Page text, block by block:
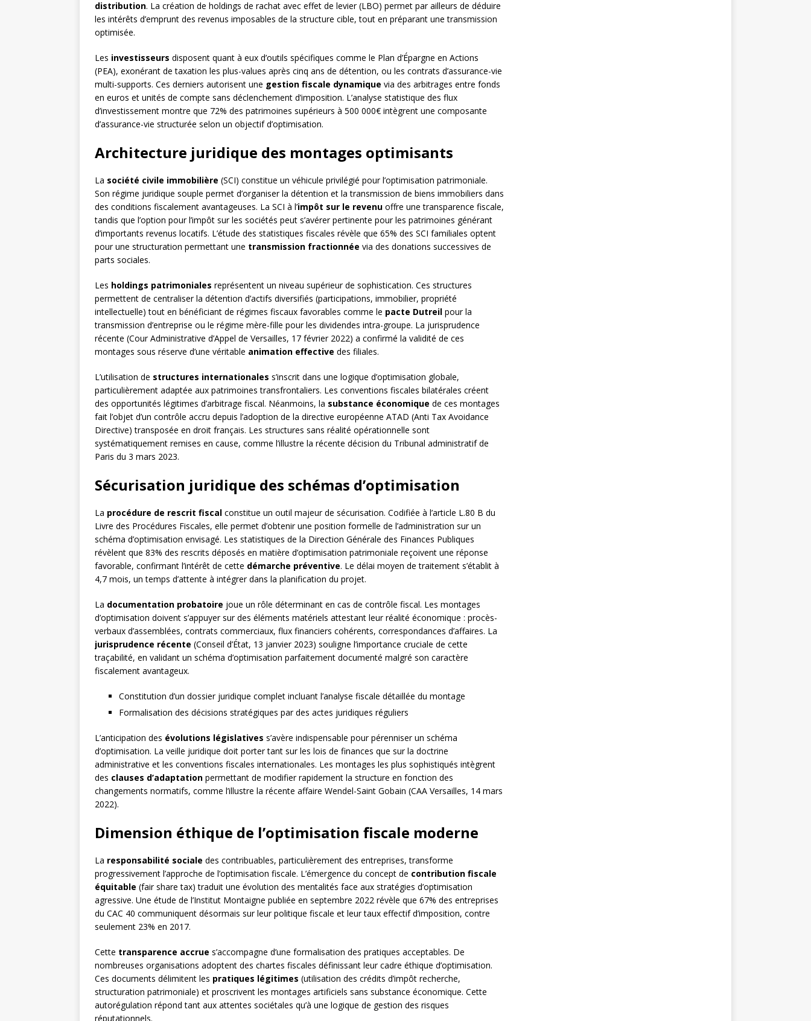
distribution. La création de holdings de rachat avec effet de levier (LBO) permet par ailleurs de déduire
les intérêts d’emprunt des revenus imposables de la structure cible, tout en préparant une transmission
optimisée.
Les investisseurs disposent quant à eux d’outils spécifiques comme le Plan d’Épargne en Actions
(PEA), exonérant de taxation les plus-values après cinq ans de détention, ou les contrats d’assurance-vie
multi-supports. Ces derniers autorisent une gestion fiscale dynamique via des arbitrages entre fonds
en euros et unités de compte sans déclenchement d’imposition. L’analyse statistique des flux
d’investissement montre que 72% des patrimoines supérieurs à 500 000€ intègrent une composante
d’assurance-vie structurée selon un objectif d’optimisation.
Architecture juridique des montages optimisants
La société civile immobilière (SCI) constitue un véhicule privilégié pour l’optimisation patrimoniale.
Son régime juridique souple permet d’organiser la détention et la transmission de biens immobiliers dans
des conditions fiscalement avantageuses. La SCI à l’impôt sur le revenu offre une transparence fiscale,
tandis que l’option pour l’impôt sur les sociétés peut s’avérer pertinente pour les patrimoines générant
d’importants revenus locatifs. L’étude des statistiques fiscales révèle que 65% des SCI familiales optent
pour une structuration permettant une transmission fractionnée via des donations successives de
parts sociales.
Les holdings patrimoniales représentent un niveau supérieur de sophistication. Ces structures
permettent de centraliser la détention d’actifs diversifiés (participations, immobilier, propriété
intellectuelle) tout en bénéficiant de régimes fiscaux favorables comme le pacte Dutreil pour la
transmission d’entreprise ou le régime mère-fille pour les dividendes intra-groupe. La jurisprudence
récente (Cour Administrative d’Appel de Versailles, 17 février 2022) a confirmé la validité de ces
montages sous réserve d’une véritable animation effective des filiales.
L’utilisation de structures internationales s’inscrit dans une logique d’optimisation globale,
particulièrement adaptée aux patrimoines transfrontaliers. Les conventions fiscales bilatérales créent
des opportunités légitimes d’arbitrage fiscal. Néanmoins, la substance économique de ces montages
fait l’objet d’un contrôle accru depuis l’adoption de la directive européenne ATAD (Anti Tax Avoidance
Directive) transposée en droit français. Les structures sans réalité opérationnelle sont
systématiquement remises en cause, comme l’illustre la récente décision du Tribunal administratif de
Paris du 3 mars 2023.
Sécurisation juridique des schémas d’optimisation
La procédure de rescrit fiscal constitue un outil majeur de sécurisation. Codifiée à l’article L.80 B du
Livre des Procédures Fiscales, elle permet d’obtenir une position formelle de l’administration sur un
schéma d’optimisation envisagé. Les statistiques de la Direction Générale des Finances Publiques
révèlent que 83% des rescrits déposés en matière d’optimisation patrimoniale reçoivent une réponse
favorable, confirmant l’intérêt de cette démarche préventive. Le délai moyen de traitement s’établit à
4,7 mois, un temps d’attente à intégrer dans la planification du projet.
La documentation probatoire joue un rôle déterminant en cas de contrôle fiscal. Les montages
d’optimisation doivent s’appuyer sur des éléments matériels attestant leur réalité économique : procès-
verbaux d’assemblées, contrats commerciaux, flux financiers cohérents, correspondances d’affaires. La
jurisprudence récente (Conseil d’État, 13 janvier 2023) souligne l’importance cruciale de cette
traçabilité, en validant un schéma d’optimisation parfaitement documenté malgré son caractère
fiscalement avantageux.
Constitution d’un dossier juridique complet incluant l’analyse fiscale détaillée du montage
Formalisation des décisions stratégiques par des actes juridiques réguliers
L’anticipation des évolutions législatives s’avère indispensable pour pérenniser un schéma
d’optimisation. La veille juridique doit porter tant sur les lois de finances que sur la doctrine
administrative et les conventions fiscales internationales. Les montages les plus sophistiqués intègrent
des clauses d’adaptation permettant de modifier rapidement la structure en fonction des
changements normatifs, comme l’illustre la récente affaire Wendel-Saint Gobain (CAA Versailles, 14 mars
2022).
Dimension éthique de l’optimisation fiscale moderne
La responsabilité sociale des contribuables, particulièrement des entreprises, transforme
progressivement l’approche de l’optimisation fiscale. L’émergence du concept de contribution fiscale
équitable (fair share tax) traduit une évolution des mentalités face aux stratégies d’optimisation
agressive. Une étude de l’Institut Montaigne publiée en septembre 2022 révèle que 67% des entreprises
du CAC 40 communiquent désormais sur leur politique fiscale et leur taux effectif d’imposition, contre
seulement 23% en 2017.
Cette transparence accrue s’accompagne d’une formalisation des pratiques acceptables. De
nombreuses organisations adoptent des chartes fiscales définissant leur cadre éthique d’optimisation.
Ces documents délimitent les pratiques légitimes (utilisation des crédits d’impôt recherche,
structuration patrimoniale) et proscrivent les montages artificiels sans substance économique. Cette
autorégulation répond tant aux attentes sociétales qu’à une logique de gestion des risques
réputationnels.